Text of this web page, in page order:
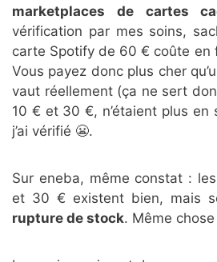
marketplaces de cartes
vérification par mes soins,
carte Spotify de 60 € coûte en
Vous payez donc plus cher
vaut réellement (ça ne sert
10 € et 30 €, n’étaient plus en
j’ai vérifié 😬.
Sur eneba, même constat :
et 30 € existent bien, mais
rupture de stock. Même